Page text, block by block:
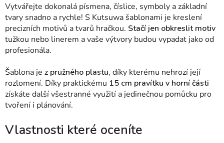
Vytvářejte dokonalá písmena, číslice, symboly a základní
tvary snadno a rychle! S Kutsuwa šablonami je kreslení
precizních motivů a tvarů hračkou. Stačí jen obkreslit motiv
tužkou nebo linerem a vaše výtvory budou vypadat jako od
profesionála.
Šablona je z pružného plastu, díky kterému nehrozí její
rozlomení. Díky praktickému 15 cm pravítku v horní části
získáte další všestranné využití a jedinečnou pomůcku pro
tvoření i plánování.
Vlastnosti které oceníte